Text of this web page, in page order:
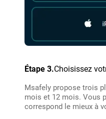
Étape 3.Choisissez
Msafely propose trois
mois et 12 mois. Vous
correspond le mieux à